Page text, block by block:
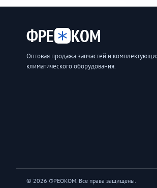
ФРЕ КОМ
Оптовая продажа запчастей и
климатического оборудования.
© 2026 ФРЕОКОМ. Все права защищены.